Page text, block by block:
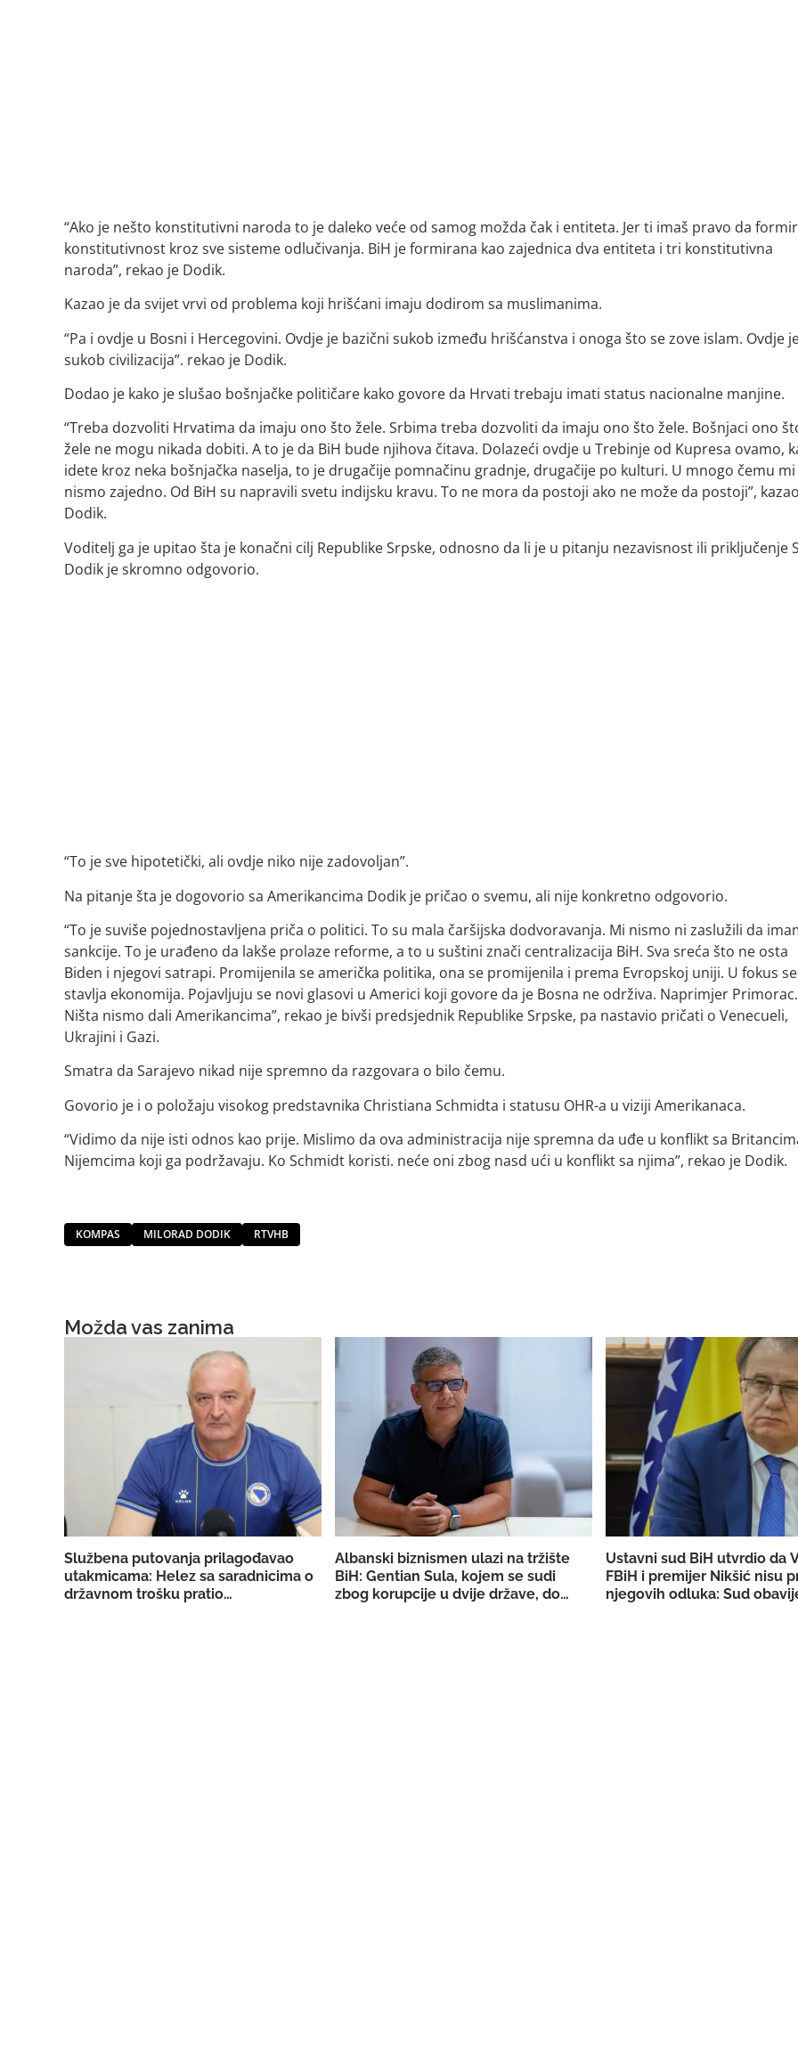
“Ako je nešto konstitutivni naroda to je daleko veće od samog možda čak i entiteta. Jer ti imaš pravo da
konstitutivnost kroz sve sisteme odlučivanja. BiH je formirana kao zajednica dva entiteta i tri konstitutivna
naroda”, rekao je Dodik.
Kazao je da svijet vrvi od problema koji hrišćani imaju dodirom sa muslimanima.
“Pa i ovdje u Bosni i Hercegovini. Ovdje je bazični sukob između hrišćanstva i onoga što se zove islam. Ovdje
sukob civilizacija”. rekao je Dodik.
Dodao je kako je slušao bošnjačke političare kako govore da Hrvati trebaju imati status nacionalne manjine.
“Treba dozvoliti Hrvatima da imaju ono što žele. Srbima treba dozvoliti da imaju ono što žele. Bošnjaci ono
žele ne mogu nikada dobiti. A to je da BiH bude njihova čitava. Dolazeći ovdje u Trebinje od Kupresa ovamo,
idete kroz neka bošnjačka naselja, to je drugačije pomnačinu gradnje, drugačije po kulturi. U mnogo čemu mi
nismo zajedno. Od BiH su napravili svetu indijsku kravu. To ne mora da postoji ako ne može da postoji”,
Dodik.
Voditelj ga je upitao šta je konačni cilj Republike Srpske, odnosno da li je u pitanju nezavisnost ili priključenje
Dodik je skromno odgovorio.
“To je sve hipotetički, ali ovdje niko nije zadovoljan”.
Na pitanje šta je dogovorio sa Amerikancima Dodik je pričao o svemu, ali nije konkretno odgovorio.
“To je suviše pojednostavljena priča o politici. To su mala čaršijska dodvoravanja. Mi nismo ni zaslužili da
sankcije. To je urađeno da lakše prolaze reforme, a to u suštini znači centralizacija BiH. Sva sreća što ne osta
Biden i njegovi satrapi. Promijenila se američka politika, ona se promijenila i prema Evropskoj uniji. U fokus se
stavlja ekonomija. Pojavljuju se novi glasovi u Americi koji govore da je Bosna ne održiva. Naprimjer Primorac.
Ništa nismo dali Amerikancima”, rekao je bivši predsjednik Republike Srpske, pa nastavio pričati o Venecueli,
Ukrajini i Gazi.
Smatra da Sarajevo nikad nije spremno da razgovara o bilo čemu.
Govorio je i o položaju visokog predstavnika Christiana Schmidta i statusu OHR-a u viziji Amerikanaca.
“Vidimo da nije isti odnos kao prije. Mislimo da ova administracija nije spremna da uđe u konflikt sa
Nijemcima koji ga podržavaju. Ko Schmidt koristi. neće oni zbog nasd ući u konflikt sa njima”, rekao je Dodik.
KOMPAS MILORAD DODIK RTVHB
Možda vas zanima
Službena putovanja prilagođavao
utakmicama: Helez sa saradnicima o
državnom trošku pratio
Albanski biznismen ulazi na tržište
BiH: Gentian Sula, kojem se sudi
zbog korupcije u dvije države, dobio
Ustavni sud BiH utvrdio da
FBiH i premijer Nikšić nisu
njegovih odluka: Sud